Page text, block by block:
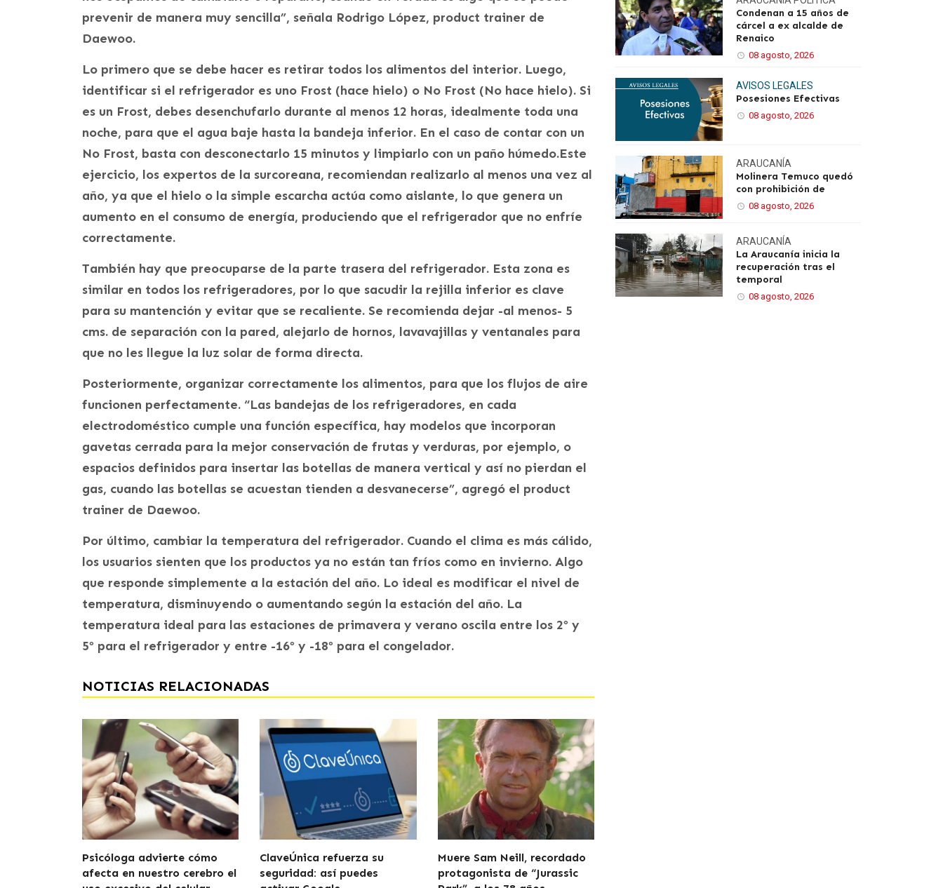
prevenir de manera muy sencilla”, señala Rodrigo López, product trainer de
Daewoo.
Lo primero que se debe hacer es retirar todos los alimentos del interior. Luego,
identificar si el refrigerador es uno Frost (hace hielo) o No Frost (No hace hielo). Si
es un Frost, debes desenchufarlo durante al menos 12 horas, idealmente toda una
noche, para que el agua baje hasta la bandeja inferior. En el caso de contar con un
No Frost, basta con desconectarlo 15 minutos y limpiarlo con un paño húmedo.Este
ejercicio, los expertos de la surcoreana, recomiendan realizarlo al menos una vez al
año, ya que el hielo o la simple escarcha actúa como aislante, lo que genera un
aumento en el consumo de energía, produciendo que el refrigerador que no enfríe
correctamente.
También hay que preocuparse de la parte trasera del refrigerador. Esta zona es
similar en todos los refrigeradores, por lo que sacudir la rejilla inferior es clave
para su mantención y evitar que se recaliente. Se recomienda dejar -al menos- 5
cms. de separación con la pared, alejarlo de hornos, lavavajillas y ventanales para
que no les llegue la luz solar de forma directa.
Posteriormente, organizar correctamente los alimentos, para que los flujos de aire
funcionen perfectamente. “Las bandejas de los refrigeradores, en cada
electrodoméstico cumple una función específica, hay modelos que incorporan
gavetas cerrada para la mejor conservación de frutas y verduras, por ejemplo, o
espacios definidos para insertar las botellas de manera vertical y así no pierdan el
gas, cuando las botellas se acuestan tienden a desvanecerse”, agregó el product
trainer de Daewoo.
Por último, cambiar la temperatura del refrigerador. Cuando el clima es más cálido,
los usuarios sienten que los productos ya no están tan fríos como en invierno. Algo
que responde simplemente a la estación del año. Lo ideal es modificar el nivel de
temperatura, disminuyendo o aumentando según la estación del año. La
temperatura ideal para las estaciones de primavera y verano oscila entre los 2º y
5º para el refrigerador y entre -16º y -18º para el congelador.
NOTICIAS RELACIONADAS
Psicóloga advierte cómo
afecta en nuestro cerebro el
ClaveÚnica refuerza su
seguridad: así puedes
Muere Sam Neill, recordado
protagonista de “Jurassic
Condenan a 15 años de
cárcel a ex alcalde de
Renaico
08 agosto, 2026
AVISOS LEGALES
Posesiones Efectivas
08 agosto, 2026
ARAUCANÍA
Molinera Temuco quedó
con prohibición de
08 agosto, 2026
ARAUCANÍA
La Araucanía inicia la
recuperación tras el
temporal
08 agosto, 2026